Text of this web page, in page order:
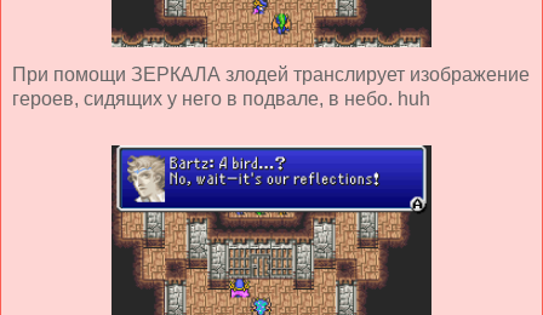
При помощи ЗЕРКАЛА злодей транслирует изображение
героев, сидящих у него в подвале, в небо. huh